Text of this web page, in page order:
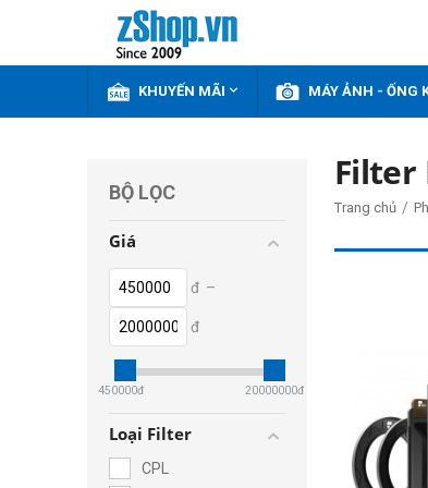
KHUYẾN MÃI  MÁY ẢNH - ỐNG
BỘ LỌC
Giá
đ –
đ
450000đ 20000000đ
Loại Filter
CPL
Filter
Trang chủ /